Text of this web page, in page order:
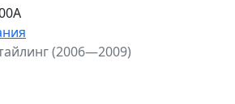
(2006—2009)